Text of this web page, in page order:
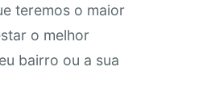
teremos o maior
o melhor
bairro ou a sua